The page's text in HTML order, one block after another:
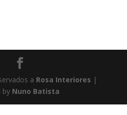
a Rosa Interiores |
by Nuno Batista